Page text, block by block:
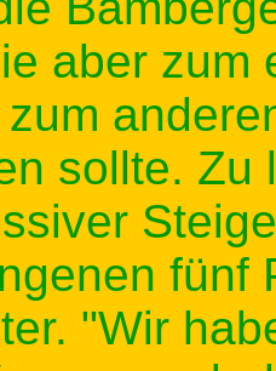
aber zum
sollte. Zu
fünf
"Wir